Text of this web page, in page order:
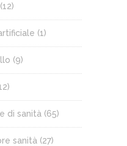
(12)
(1)
(9)
di sanità (65)
sanità (27)